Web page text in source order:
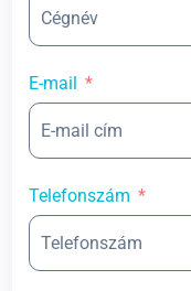
E-mail
Telefonszám